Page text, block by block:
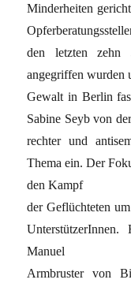
Minderheiten
den letzten zehn
angegriffen wurden
Gewalt in Berlin
Sabine Seyb von
rechter und
Thema ein. Der
den Kampf
der Geflüchteten
Manuel
Armbruster von